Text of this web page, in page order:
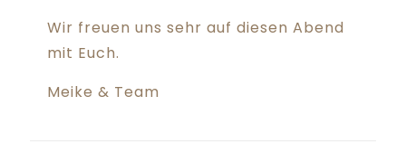
Wir freuen uns sehr auf diesen Abend
mit Euch.
Meike & Team